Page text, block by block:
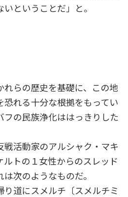
ということだ」と。
らの歴史を基礎に、この地
恐れる十分な根拠をもってい
フの民族浄化ははっきりした
活動家のアルシャク・マキ
ルトの１女性からのスレッド
次のようなものだ。
道にスメルチ〔スメルチミ